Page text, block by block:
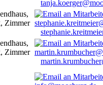
Zimmer
Zimmer